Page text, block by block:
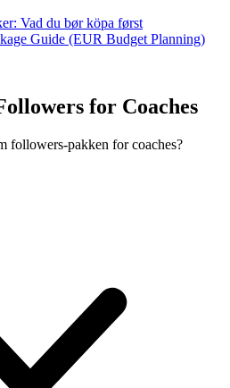
Vad du bør köpa først
Guide (EUR Budget Planning)
for Coaches
followers-pakken for coaches?